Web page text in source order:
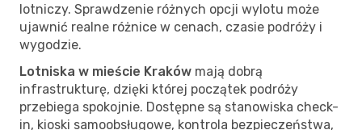
lotniczy. Sprawdzenie różnych opcji wylotu może
ujawnić realne różnice w cenach, czasie podróży i
wygodzie.
Lotniska w mieście Kraków mają dobrą
infrastrukturę, dzięki której początek podróży
przebiega spokojnie. Dostępne są stanowiska check-
in, kioski samoobsługowe, kontrola bezpieczeństwa,